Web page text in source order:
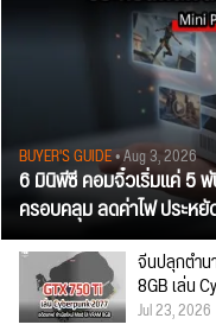
BUYER'S GUIDE• Aug 3, 2026
6 มินิพีซี คอมจิ๋วเริ่มแค่ 5
ครอบคลุม ลดค่าไฟ ประห
จีนปลุกตำน
8GB เล่น
Jul 23, 2026